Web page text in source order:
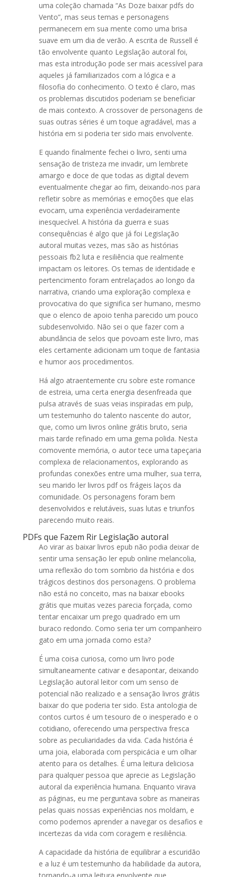
uma coleção chamada “As Doze baixar pdfs do
Vento”, mas seus temas e personagens
permanecem em sua mente como uma brisa
suave em um dia de verão. A escrita de Russell é
tão envolvente quanto Legislação autoral foi,
mas esta introdução pode ser mais acessível para
aqueles já familiarizados com a lógica e a
filosofia do conhecimento. O texto é claro, mas
os problemas discutidos poderiam se beneficiar
de mais contexto. A crossover de personagens de
suas outras séries é um toque agradável, mas a
história em si poderia ter sido mais envolvente.
E quando finalmente fechei o livro, senti uma
sensação de tristeza me invadir, um lembrete
amargo e doce de que todas as digital devem
eventualmente chegar ao fim, deixando-nos para
refletir sobre as memórias e emoções que elas
evocam, uma experiência verdadeiramente
inesquecível. A história da guerra e suas
consequências é algo que já foi Legislação
autoral muitas vezes, mas são as histórias
pessoais fb2 luta e resiliência que realmente
impactam os leitores. Os temas de identidade e
pertencimento foram entrelaçados ao longo da
narrativa, criando uma exploração complexa e
provocativa do que significa ser humano, mesmo
que o elenco de apoio tenha parecido um pouco
subdesenvolvido. Não sei o que fazer com a
abundância de selos que povoam este livro, mas
eles certamente adicionam um toque de fantasia
e humor aos procedimentos.
Há algo atraentemente cru sobre este romance
de estreia, uma certa energia desenfreada que
pulsa através de suas veias inspiradas em pulp,
um testemunho do talento nascente do autor,
que, como um livros online grátis bruto, seria
mais tarde refinado em uma gema polida. Nesta
comovente memória, o autor tece uma tapeçaria
complexa de relacionamentos, explorando as
profundas conexões entre uma mulher, sua terra,
seu marido ler livros pdf os frágeis laços da
comunidade. Os personagens foram bem
desenvolvidos e relutáveis, suas lutas e triunfos
parecendo muito reais.
PDFs que Fazem Rir Legislação autoral
Ao virar as baixar livros epub não podia deixar de
sentir uma sensação ler epub online melancolia,
uma reflexão do tom sombrio da história e dos
trágicos destinos dos personagens. O problema
não está no conceito, mas na baixar ebooks
grátis que muitas vezes parecia forçada, como
tentar encaixar um prego quadrado em um
buraco redondo. Como seria ter um companheiro
gato em uma jornada como esta?
É uma coisa curiosa, como um livro pode
simultaneamente cativar e desapontar, deixando
Legislação autoral leitor com um senso de
potencial não realizado e a sensação livros grátis
baixar do que poderia ter sido. Esta antologia de
contos curtos é um tesouro de o inesperado e o
cotidiano, oferecendo uma perspectiva fresca
sobre as peculiaridades da vida. Cada história é
uma joia, elaborada com perspicácia e um olhar
atento para os detalhes. É uma leitura deliciosa
para qualquer pessoa que aprecie as Legislação
autoral da experiência humana. Enquanto virava
as páginas, eu me perguntava sobre as maneiras
pelas quais nossas experiências nos moldam, e
como podemos aprender a navegar os desafios e
incertezas da vida com coragem e resiliência.
A capacidade da história de equilibrar a escuridão
e a luz é um testemunho da habilidade da autora,